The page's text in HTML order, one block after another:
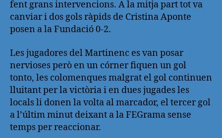
fent grans intervencions. A la mitja part tot va
canviar i dos gols ràpids de Cristina Aponte
posen a la Fundació 0-2.
Les jugadores del Martinenc es van posar
nervioses però en un córner fiquen un gol
tonto, les colomenques malgrat el gol continuen
lluitant per la victòria i en dues jugades les
locals li donen la volta al marcador, el tercer gol
a l’últim minut deixant a la FEGrama sense
temps per reaccionar.